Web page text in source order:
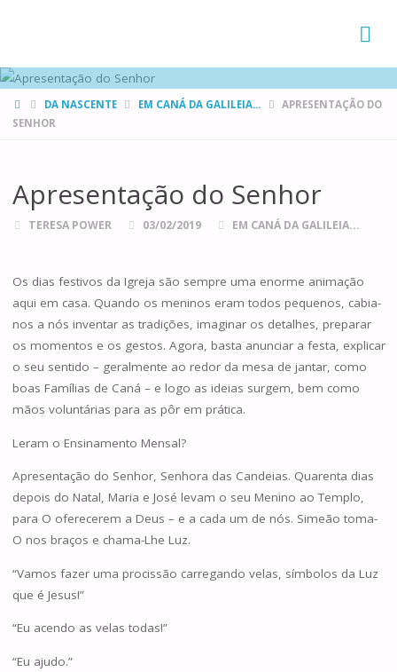
HOMEDA NASCENTE EM CANÁ DA GALILEIA...
APRESENTAÇÃO DO
SENHOR
Apresentação do Senhor
TERESA POWER 03/02/2019 EM CANÁ DA GALILEIA...
Os dias festivos da Igreja são sempre uma enorme animação
aqui em casa. Quando os meninos eram todos pequenos, cabia-
nos a nós inventar as tradições, imaginar os detalhes, preparar
os momentos e os gestos. Agora, basta anunciar a festa, explicar
o seu sentido – geralmente ao redor da mesa de jantar, como
boas Famílias de Caná – e logo as ideias surgem, bem como
mãos voluntárias para as pôr em prática.
Leram o Ensinamento Mensal?
Apresentação do Senhor, Senhora das Candeias. Quarenta dias
depois do Natal, Maria e José levam o seu Menino ao Templo,
para O oferecerem a Deus – e a cada um de nós. Simeão toma-
O nos braços e chama-Lhe Luz.
“Vamos fazer uma procissão carregando velas, símbolos da Luz
que é Jesus!”
“Eu acendo as velas todas!”
“Eu ajudo.”